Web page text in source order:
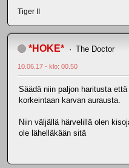
Tiger II
*HOKE* The Doctor
10.06.17 - klo: 00.50
Säädä niin paljon haritusta
korkeintaan karvan aurausta.
Niin väljällä härvelillä olen
ole lähelläkään sitä